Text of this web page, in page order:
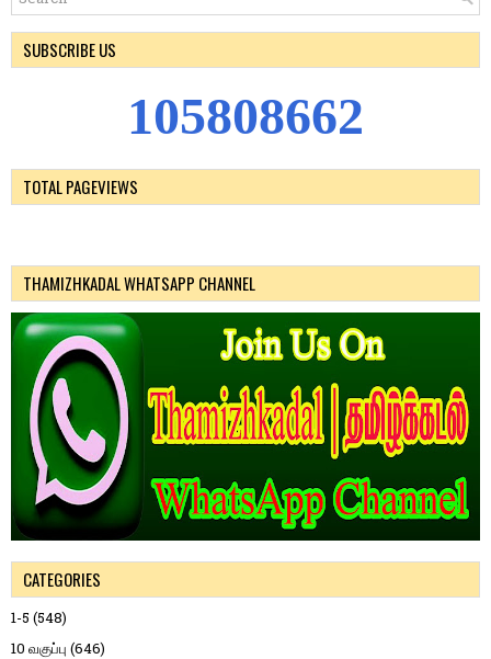
SUBSCRIBE US
105808662
TOTAL PAGEVIEWS
THAMIZHKADAL WHATSAPP CHANNEL
CATEGORIES
1-5 (548)
10 வகுப்பு (646)